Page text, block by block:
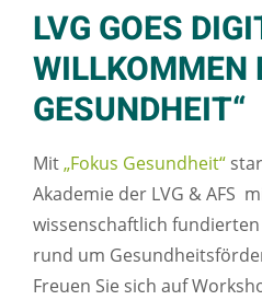
LVG GOES
WILLKOMMEN
GESUNDHEIT“
Mit„Fokus Gesundheit“
Akademie der LVG & AFS
wissenschaftlich
rund um
Freuen Sie sich auf